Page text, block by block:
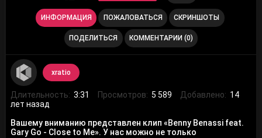
ИНФОРМАЦИЯ ПОЖАЛОВАТЬСЯ СКРИНШОТЫ
ПОДЕЛИТЬСЯ КОММЕНТАРИИ (0)
xratio
Длительность: 3:31 Просмотров: 5 589 Добавлено: 14
лет назад
Вашему вниманию представлен клип «Benny Benassi feat.
Gary Go - Close to Me». У нас можно не только